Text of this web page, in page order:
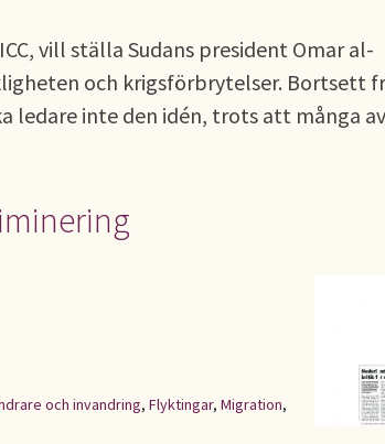
vill ställa Sudans president Omar al-
och krigsförbrytelser. Bortsett
ledare inte den idén, trots att många av
och invandring, Flyktingar, Migration,